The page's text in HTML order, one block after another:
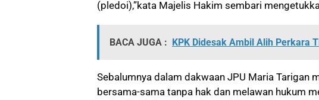
(pledoi),”kata Majelis Hakim sembari
BACA JUGA : KPK Didesak Ambil Alih Perkara
Sebalumnya dalam dakwaan JPU Maria Tarigan
bersama-sama tanpa hak dan melawan hukum